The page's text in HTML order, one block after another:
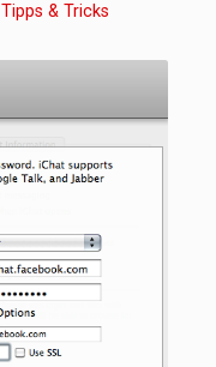
Tipps & Tricks